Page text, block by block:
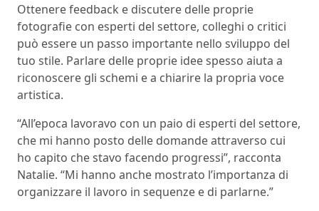
Ottenere feedback e discutere delle proprie
fotografie con esperti del settore, colleghi o critici
può essere un passo importante nello sviluppo del
tuo stile. Parlare delle proprie idee spesso aiuta a
riconoscere gli schemi e a chiarire la propria voce
artistica.
“All’epoca lavoravo con un paio di esperti del settore,
che mi hanno posto delle domande attraverso cui
ho capito che stavo facendo progressi”, racconta
Natalie. “Mi hanno anche mostrato l’importanza di
organizzare il lavoro in sequenze e di parlarne.”